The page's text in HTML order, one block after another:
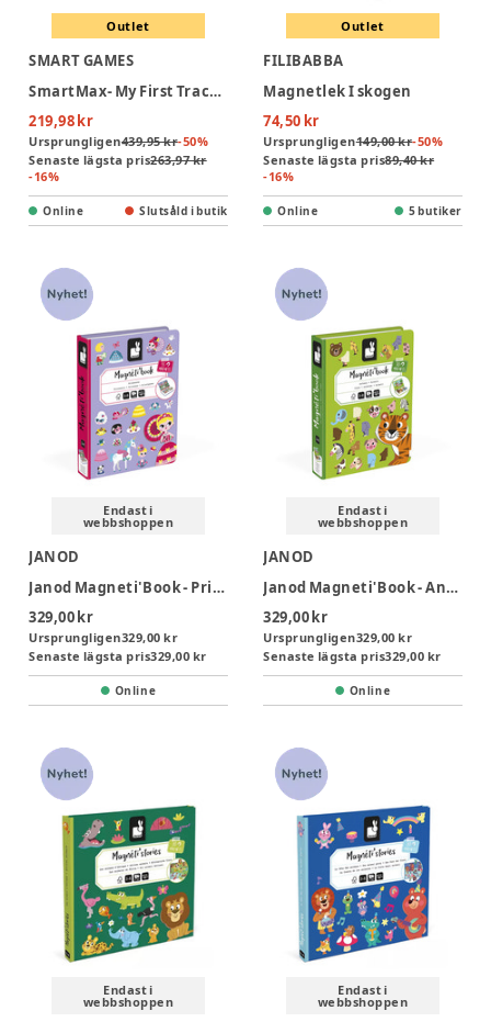
Outlet
SMART GAMES
SmartMax- My First Tractor 3 (Nordic)
219,98 kr
Ursprungligen439,95 kr-50%
Senaste lägsta pris263,97 kr
-16%
Online Slutsåld i butik
Outlet
FILIBABBA
Magnetlek I skogen
74,50 kr
Ursprungligen149,00 kr-50%
Senaste lägsta pris89,40 kr
-16%
Online 5 butiker
Endast i
webbshoppen
JANOD
Janod Magneti'Book - Princesses
329,00 kr
Ursprungligen329,00 kr
Senaste lägsta pris329,00 kr
Online
Endast i
webbshoppen
JANOD
Janod Magneti'Book - Animals - 30 magnets
329,00 kr
Ursprungligen329,00 kr
Senaste lägsta pris329,00 kr
Online
Endast i
webbshoppen
Endast i
webbshoppen